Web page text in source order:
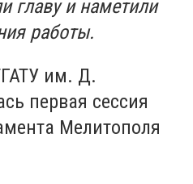
главу и наметили
работы.
им. Д.
первая сессия
Мелитополя